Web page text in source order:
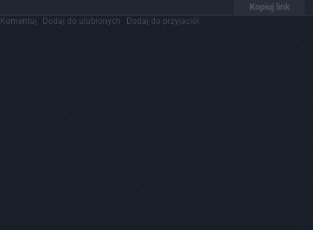
Kopiuj link
Komentuj Dodaj do ulubionych Dodaj do przyjaciół